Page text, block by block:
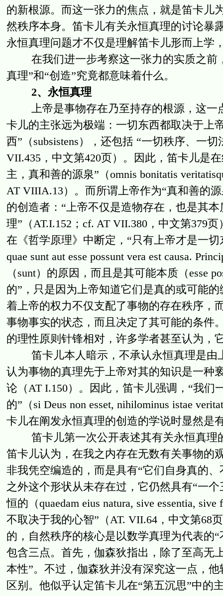
的新根源。而这一张力的焦点，就是笛卡儿
然秩序本身。笛卡儿有关永恒真理的讨论暴
永恒真理问题才不仅是理解笛卡儿形而上学
在我们进一步考察这一张力的实质之前
真理”和“创造”究竟都意味着什么。
2、永恒真理
上帝是事物存在乃至持存的根源，这一
卡儿的主张远为极端：一切东西都取决于上
西”（subsistens），还包括 “一切秩序、一
VII.435，中文第420页）。因此，笛卡儿是
主，真和善的源泉”（omnis bonitatis
AT VIIIA.13）。而所谓上帝作为“真和善的
的创造者：“上帝不仅是造物存在，也是其
理”（AT.I.152；cf. AT VII.380，中文第379
在《哲学原理》中断定，“只有上帝才是一切
quae sunt aut esse possunt vera est causa.
（sunt）的原因，而且是其可能本质（esse
的”，只是因为上帝知道它们是真的或可能
着上帝的权力不仅支配了事物的存在秩序，
事物事实的状态，而且决定了其可能的条件
的理性原则针锋相对，许多学者甚至认为，
笛卡儿本人暗示，不承认永恒真理是由
认为事物的真理先于上帝对其的知识是一种
论（AT I.150）。因此，笛卡儿强调，“我
的”（si Deus non esset, nihilominus istae
卡儿在阐发永恒真理的创造的学说时显然是
笛卡儿第一次公开表述其有关永恒真理
笛卡儿认为，在我之内存在无数有关事物的
非我凭空编造的，而是具有“它们自身真的
之外这个形状从未存在过，它仍然具有“一
恒的（quaedam eius natura, sive essentia,
不取决于我的心智”（AT. VII.64，中文第68
的，自然秩序的核心是以数学真理为代表的
包含三点。首先，伽森狄指出，除了至高无
本性”。不过，伽森狄并没有深究这一点，
区别。他似乎认定笛卡儿在“第五沉思”中的